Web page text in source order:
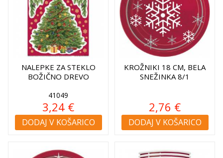
NALEPKE ZA STEKLO
BOŽIČNO DREVO
41049
3,24 €
DODAJ V KOŠARICO
KROŽNIKI 18 CM, BELA
SNEŽINKA 8/1
2,76 €
DODAJ V KOŠARICO